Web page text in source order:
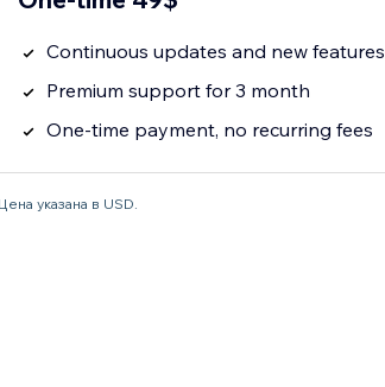
Continuous updates and new features
Premium support for 3 month
One-time payment, no recurring fees
указана в USD.